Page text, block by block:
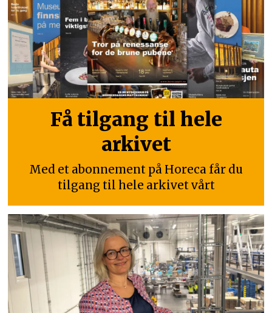
Få tilgang til hele
arkivet
Med et abonnement på Horeca får du
tilgang til hele arkivet vårt